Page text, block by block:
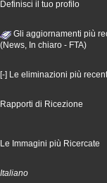
Definisci il tuo profilo
Gli aggiornamenti più
(News, In chiaro - FTA)
[-] Le eliminazioni più
Rapporti di Ricezione
Le Immagini più Ricercate
Italiano